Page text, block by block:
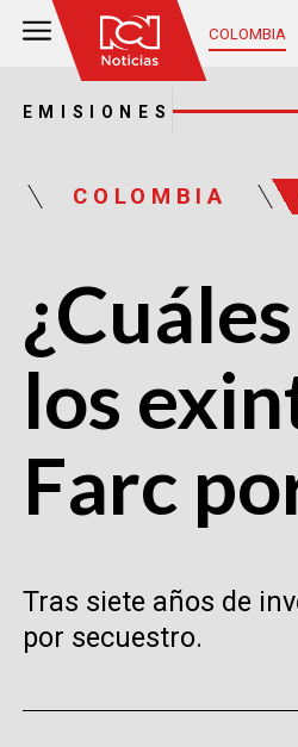
COLOMBIA
EMISIONES
COLOMBIA
los
Farc
Tras siete años de
por secuestro.